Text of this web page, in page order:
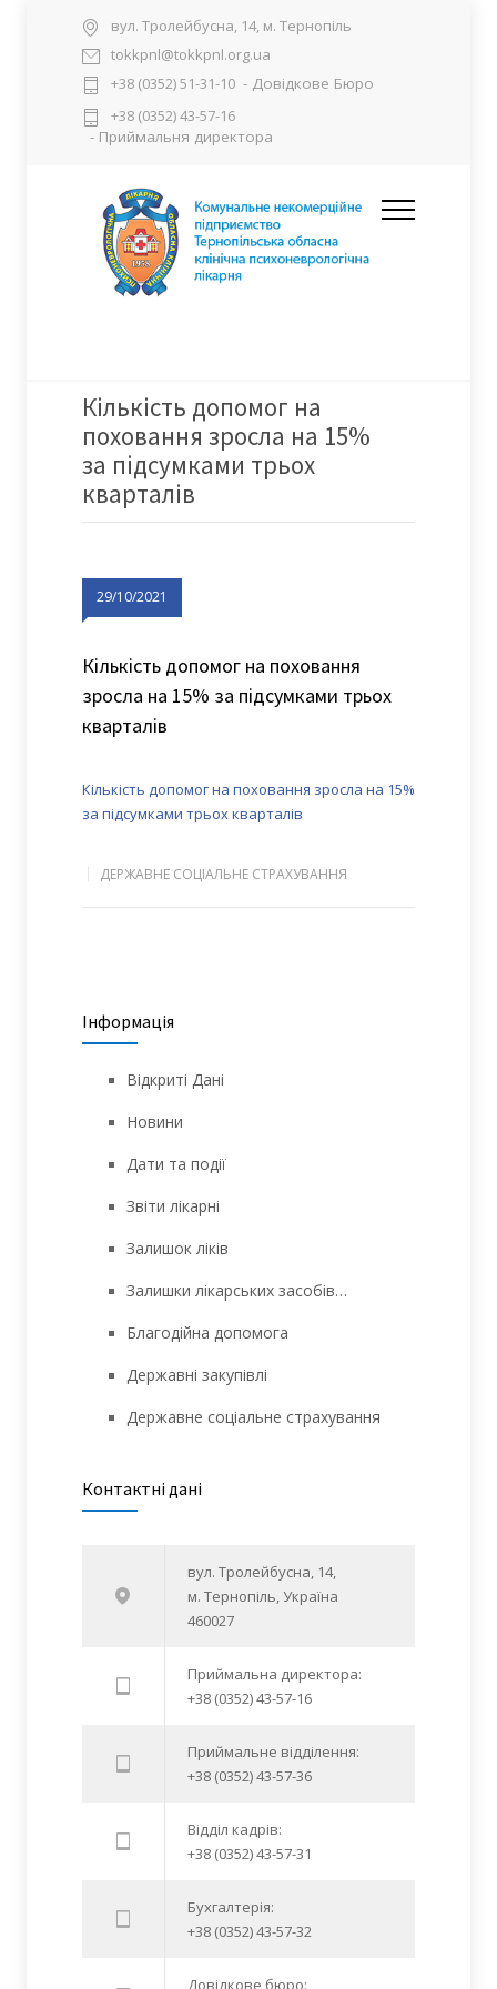
вул. Тролейбусна, 14, м. Тернопіль
tokkpnl@tokkpnl.org.ua
+38 (0352) 51-31-10 - Довідкове Бюро
+38 (0352) 43-57-16
- Приймальня директора
Кількість допомог на
поховання зросла на 15%
за підсумками трьох
кварталів
29/10/2021
Кількість допомог на поховання
зросла на 15% за підсумками трьох
кварталів
Кількість допомог на поховання зросла на 15%
за підсумками трьох кварталів
ДЕРЖАВНЕ СОЦІАЛЬНЕ СТРАХУВАННЯ
Інформація
Відкриті Дані
Новини
Дати та події
Звіти лікарні
Залишок ліків
Залишки лікарських засобів…
Благодійна допомога
Державні закупівлі
Державне соціальне страхування
Контактні дані
вул. Тролейбусна, 14,
м. Тернопіль, Україна
460027
Приймальна директора:
+38 (0352) 43-57-16
Приймальне відділення:
+38 (0352) 43-57-36
Відділ кадрів:
+38 (0352) 43-57-31
Бухгалтерія:
+38 (0352) 43-57-32
Довідкове бюро: